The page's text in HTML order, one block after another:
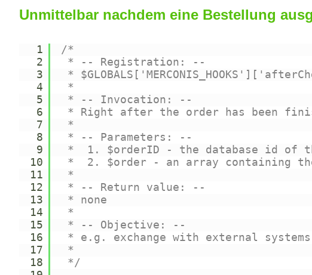
Unmittelbar nachdem eine Bestellung
1
2
3
4
5
6
7
8
9
10
11
12
13
14
15
16
17
18
/*
* -- Registration: --
*
*
* -- Invocation: --
* Right after the order has been
*
* -- Parameters: --
*  1. $orderID - the database id of
*  2. $order - an array containing
*
* -- Return value: --
* none
*
* -- Objective: --
* e.g. exchange with external
*
*/